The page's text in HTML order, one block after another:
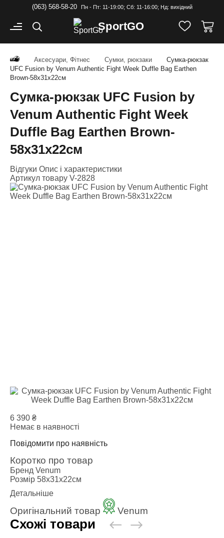
(063) 568-58-20 Пн - Пт: 11-19:00; Cб: 11-16:00; Нд: вихідний
SportGO
Аксесуари, Фітнес Сумки, рюкзаки
Сумка-рюкзак
UFC Fusion by Venum Authentic Fight Week Duffle Bag Earthen
Brown-58х31х22см
Сумка-рюкзак UFC Fusion by
Venum Authentic Fight Week
Duffle Bag Earthen Brown-
58х31х22см
Відгуки Опис і характеристики
Артикул товару V-2828
6 390 ₴
Немає в наявності
Повідомити про наявність
Коротко про товар
Бренд Venum
Розмір 58х31х22см
Детальніше
Оригінальний товар Venum
Схожі товари